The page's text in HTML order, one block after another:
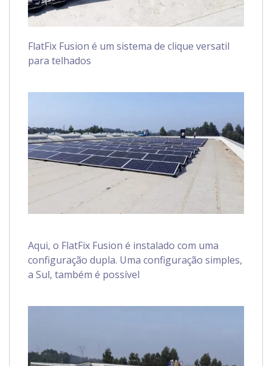
FlatFix Fusion é um sistema de clique versatil
para telhados
Aqui, o FlatFix Fusion é instalado com uma
configuração dupla. Uma configuração simples,
a Sul, também é possível